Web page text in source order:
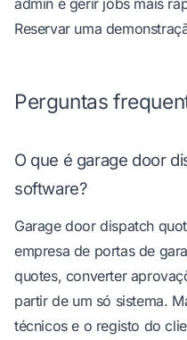
Reservar uma
Perguntas
O que é garage door
software?
Garage door dispatch
empresa de portas de
quotes, converter
partir de um só sistema.
técnicos e o registo do